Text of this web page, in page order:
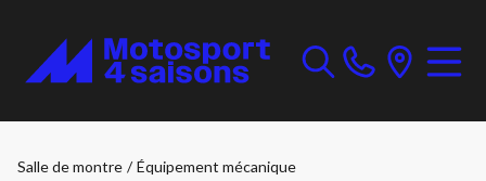
Salle de montre / Équipement mécanique